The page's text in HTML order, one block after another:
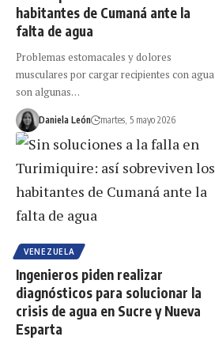
habitantes de Cumaná ante la
falta de agua
Problemas estomacales y dolores
musculares por cargar recipientes con agua
son algunas…
Daniela León martes, 5 mayo 2026
VENEZUELA
Ingenieros piden realizar
diagnósticos para solucionar la
crisis de agua en Sucre y Nueva
Esparta